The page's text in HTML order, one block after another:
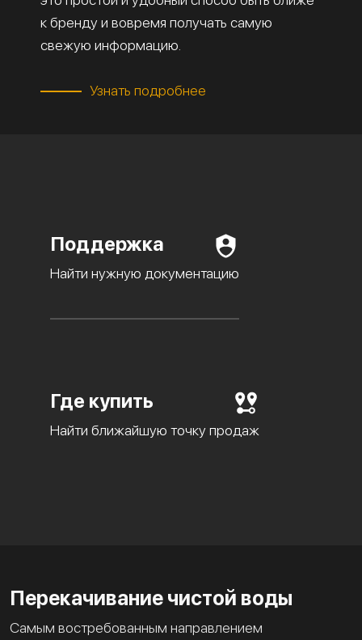
к бренду и вовремя получать самую
свежую информацию.
Узнать подробнее
Поддержка
Найти нужную документацию
Где купить
Найти ближайшую точку продаж
Перекачивание чистой воды
Самым востребованным направлением